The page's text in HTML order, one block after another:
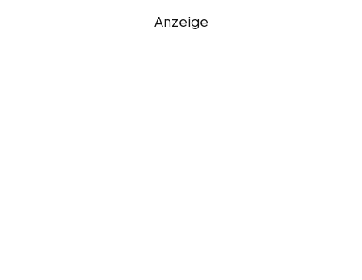
Anzeige